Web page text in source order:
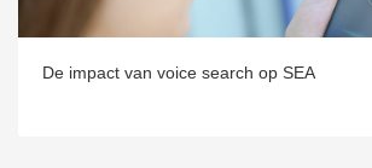
De impact van voice search op SEA